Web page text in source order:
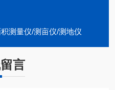
测量仪/测亩仪/测地仪
言